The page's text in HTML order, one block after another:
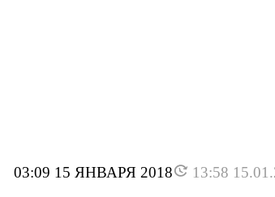
03:09 15 ЯНВАРЯ 2018 13:58